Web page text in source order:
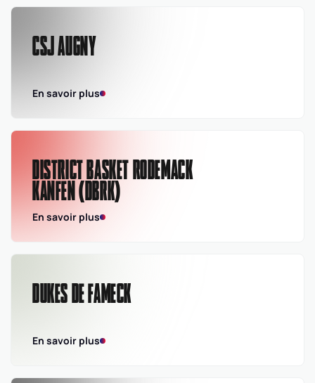
CSJ AUGNY
En savoir plus
DISTRICT BASKET RODEMACK
KANFEN (DBRK)
En savoir plus
DUKES DE FAMECK
En savoir plus